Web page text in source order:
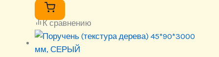
К сравнению